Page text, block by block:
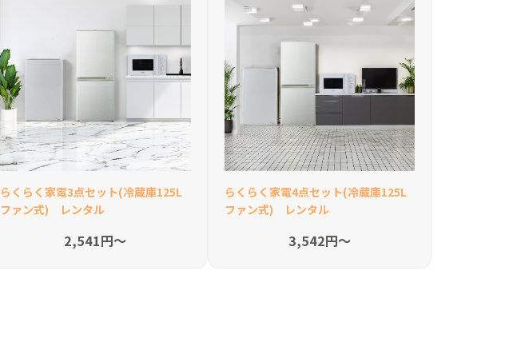
らくらく家電3点セット(冷蔵庫125L
ファン式) レンタル
2,541円〜
らくらく家電4点セット(冷蔵庫125L
ファン式) レンタル
3,542円〜